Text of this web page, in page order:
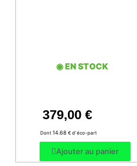
◉ EN STOCK
379,00 €
Dont 14.68 € d’ éco-part
Ajouter au panier